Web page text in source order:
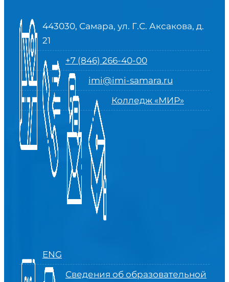
443030, Самара, ул. Г.С. Аксакова, д.
21
+7 (846) 266-40-00
imi@imi-samara.ru
Колледж «МИР»
ENG
Сведения об образовательной